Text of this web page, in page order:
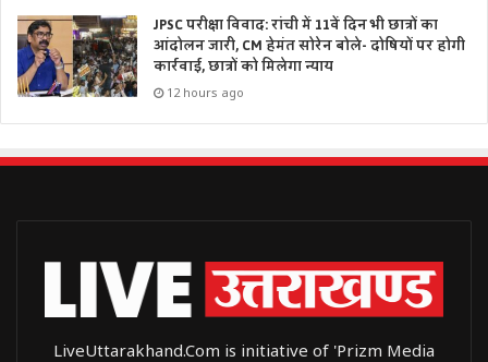
JPSC परीक्षा विवाद: रांची में 11वें दिन भी छात्रों का
आंदोलन जारी, CM हेमंत सोरेन बोले- दोषियों पर होगी
कार्रवाई, छात्रों को मिलेगा न्याय
12 hours ago
LiveUttarakhand.Com is initiative of 'Prizm Media